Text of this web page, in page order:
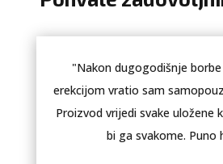
"Nakon dugogodišnje
erekcijom vratio sam
Proizvod vrijedi svake uložene
bi ga svakome. Puno